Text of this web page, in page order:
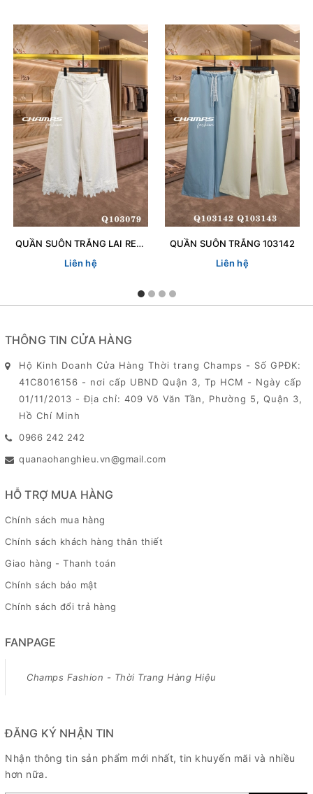
QUẦN SUÔN TRẮNG LAI REN 103079
Liên hệ
QUẦN SUÔN TRẮNG 103142
Liên hệ
THÔNG TIN CỬA HÀNG
Hộ Kinh Doanh Cửa Hàng Thời trang Champs - Số GPĐK:
41C8016156 - nơi cấp UBND Quận 3, Tp HCM - Ngày cấp
01/11/2013 - Địa chỉ: 409 Võ Văn Tần, Phường 5, Quận 3,
Hồ Chí Minh
0966 242 242
quanaohanghieu.vn@gmail.com
HỖ TRỢ MUA HÀNG
Chính sách mua hàng
Chính sách khách hàng thân thiết
Giao hàng - Thanh toán
Chính sách bảo mật
Chính sách đổi trả hàng
FANPAGE
Champs Fashion - Thời Trang Hàng Hiệu
ĐĂNG KÝ NHẬN TIN
Nhận thông tin sản phẩm mới nhất, tin khuyến mãi và nhiều
hơn nữa.